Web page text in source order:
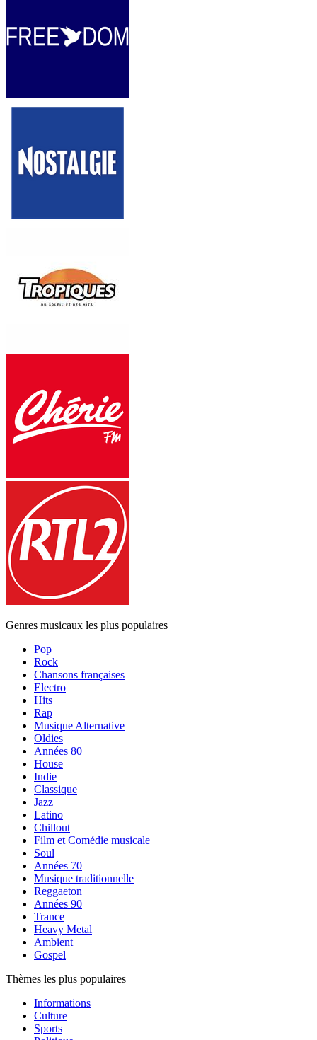
Genres musicaux les plus populaires
Pop
Rock
Chansons françaises
Electro
Hits
Rap
Musique Alternative
Oldies
Années 80
House
Indie
Classique
Jazz
Latino
Chillout
Film et Comédie musicale
Soul
Années 70
Musique traditionnelle
Reggaeton
Années 90
Trance
Heavy Metal
Ambient
Gospel
Thèmes les plus populaires
Informations
Culture
Sports